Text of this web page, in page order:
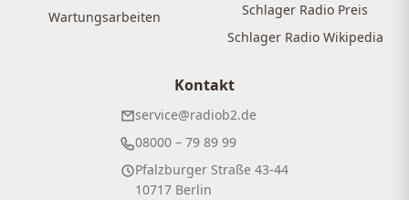
Wartungsarbeiten
Schlager Radio Preis
Schlager Radio Wikipedia
Kontakt
service@radiob2.de
08000 – 79 89 99
Pfalzburger Straße 43-44
10717 Berlin